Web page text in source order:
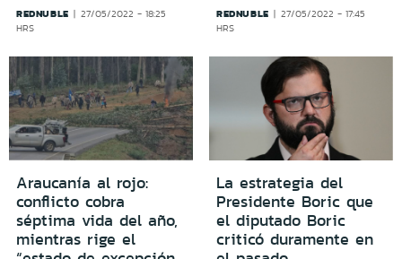
REDNUBLE
27/05/2022 - 18:25
HRS
REDNUBLE
27/05/2022 - 17:45
HRS
Araucanía al rojo:
conflicto cobra
séptima vida del año,
mientras rige el
La estrategia del
Presidente Boric que
el diputado Boric
criticó duramente en